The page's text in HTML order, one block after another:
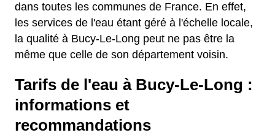
dans toutes les communes de France. En effet,
les services de l'eau étant géré à l'échelle locale,
la qualité à Bucy-Le-Long peut ne pas être la
même que celle de son département voisin.
Tarifs de l'eau à Bucy-Le-Long :
informations et
recommandations